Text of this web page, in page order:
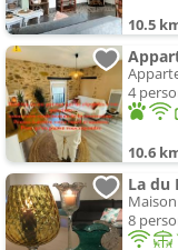
10.5
4
10.6
8